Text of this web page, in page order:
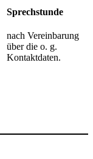
Sprechstunde ​​​
​nach Vereinbarung
über die o. g.
Kontaktdaten.